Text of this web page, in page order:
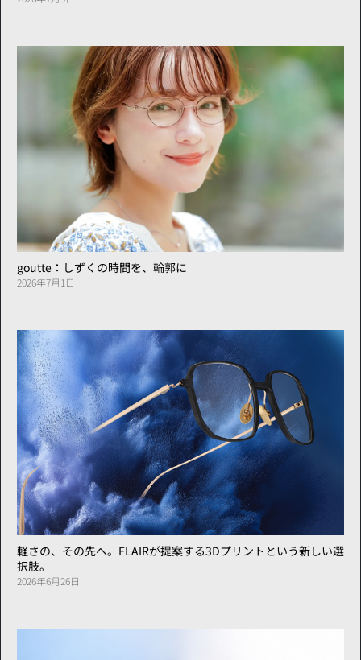
goutte：しずくの時間を、輪郭に
2026年7月1日
軽さの、その先へ。FLAIRが提案する3Dプリントという新しい選
択肢。
2026年6月26日